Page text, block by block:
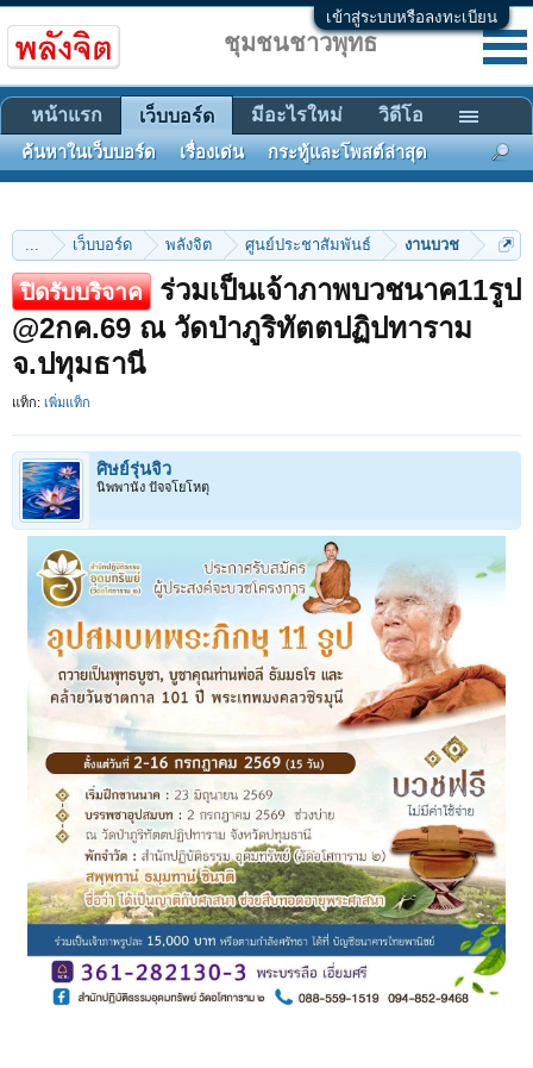
เข้าสู่ระบบหรือลงทะเบียน
... เว็บบอร์ด พลังจิต ศูนย์ประชาสัมพันธ์ งานบวช
ปิดรับบริจาค
ร่วมเป็นเจ้าภาพบวชนาค11รูป
@2กค.69 ณ วัดป่าภูริทัตตปฏิปทาราม
จ.ปทุมธานี
แท็ก: เพิ่มแท็ก
ศิษย์รุ่นจิ๋ว
นิพพานัง ปัจจโยโหตุ
ชุมชนชาวพุทธ
หน้าแรก เว็บบอร์ด
ค้นหาในเว็บบอร์ด เรื่องเด่น กระทู้และโพสต์ล่าสุด
มีอะไรใหม่ วิดีโอ